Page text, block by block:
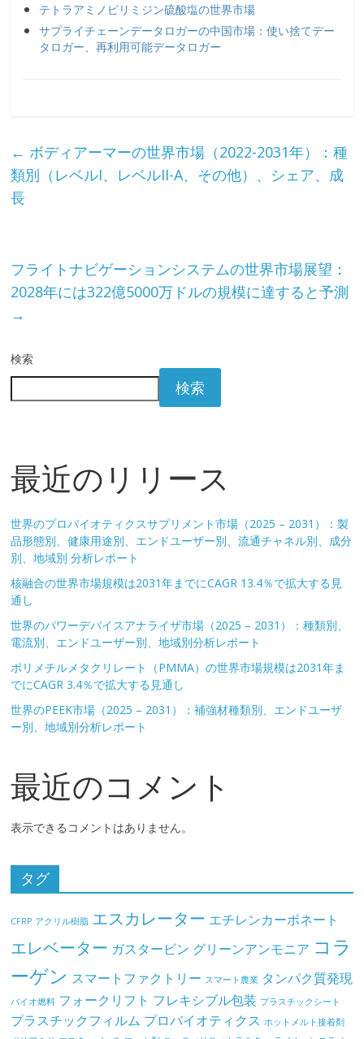
テトラアミノピリミジン硫酸塩の世界市場
サプライチェーンデータロガーの中国市場：使い捨てデー
タロガー、再利用可能データロガー
← ボディアーマーの世界市場（2022-2031年）：種
類別（レベルI、レベルII-A、その他）、シェア、成
長
フライトナビゲーションシステムの世界市場展望：
2028年には322億5000万ドルの規模に達すると予測
→
検索
検索
最近のリリース
世界のプロバイオティクスサプリメント市場（2025 – 2031）：製
品形態別、健康用途別、エンドユーザー別、流通チャネル別、成分
別、地域別 分析レポート
核融合の世界市場規模は2031年までにCAGR 13.4％で拡大する見
通し
世界のパワーデバイスアナライザ市場（2025 – 2031）：種類別、
電流別、エンドユーザー別、地域別分析レポート
ポリメチルメタクリレート（PMMA）の世界市場規模は2031年ま
でにCAGR 3.4％で拡大する見通し
世界のPEEK市場（2025 – 2031）：補強材種類別、エンドユーザ
ー別、地域別分析レポート
最近のコメント
表示できるコメントはありません。
タグ
CFRP アクリル樹脂 エスカレーター エチレンカーボネート
エレベーター ガスタービン グリーンアンモニア コラ
ーゲン スマートファクトリー スマート農業 タンパク質発現
バイオ燃料 フォークリフト フレキシブル包装 プラスチックシート
プラスチックフィルム プロバイオティクス ホットメルト接着剤